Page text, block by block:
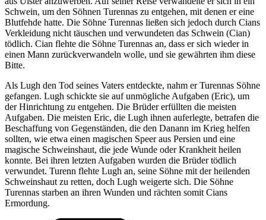
Schwein, um den Söhnen Turennas zu entgehen, mit denen er eine
Blutfehde hatte. Die Söhne Turennas ließen sich jedoch durch Cians
Verkleidung nicht täuschen und verwundeten das Schwein (Cian)
tödlich. Cian flehte die Söhne Turennas an, dass er sich wieder in
einen Mann zurückverwandeln wolle, und sie gewährten ihm diese
Bitte.
Als Lugh den Tod seines Vaters entdeckte, nahm er Turennas Söhne
gefangen. Lugh schickte sie auf unmögliche Aufgaben (Eric), um
der Hinrichtung zu entgehen. Die Brüder erfüllten die meisten
Aufgaben. Die meisten Eric, die Lugh ihnen auferlegte, betrafen die
Beschaffung von Gegenständen, die den Danann im Krieg helfen
sollten, wie etwa einen magischen Speer aus Persien und eine
magische Schweinshaut, die jede Wunde oder Krankheit heilen
konnte. Bei ihren letzten Aufgaben wurden die Brüder tödlich
verwundet. Turenn flehte Lugh an, seine Söhne mit der heilenden
Schweinshaut zu retten, doch Lugh weigerte sich. Die Söhne
Turennas starben an ihren Wunden und rächten somit Cians
Ermordung.